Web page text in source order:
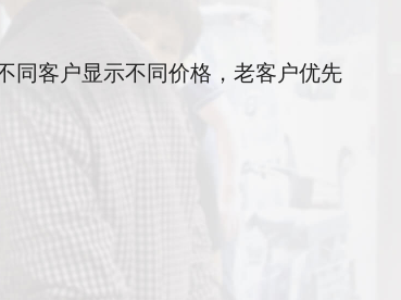
同客户显示不同价格，老客户优先